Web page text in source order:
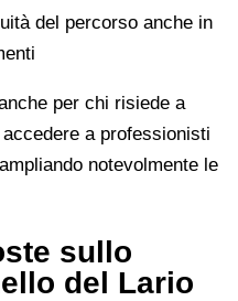
del percorso anche in
per chi risiede a
a professionisti
notevolmente le
sullo
del Lario